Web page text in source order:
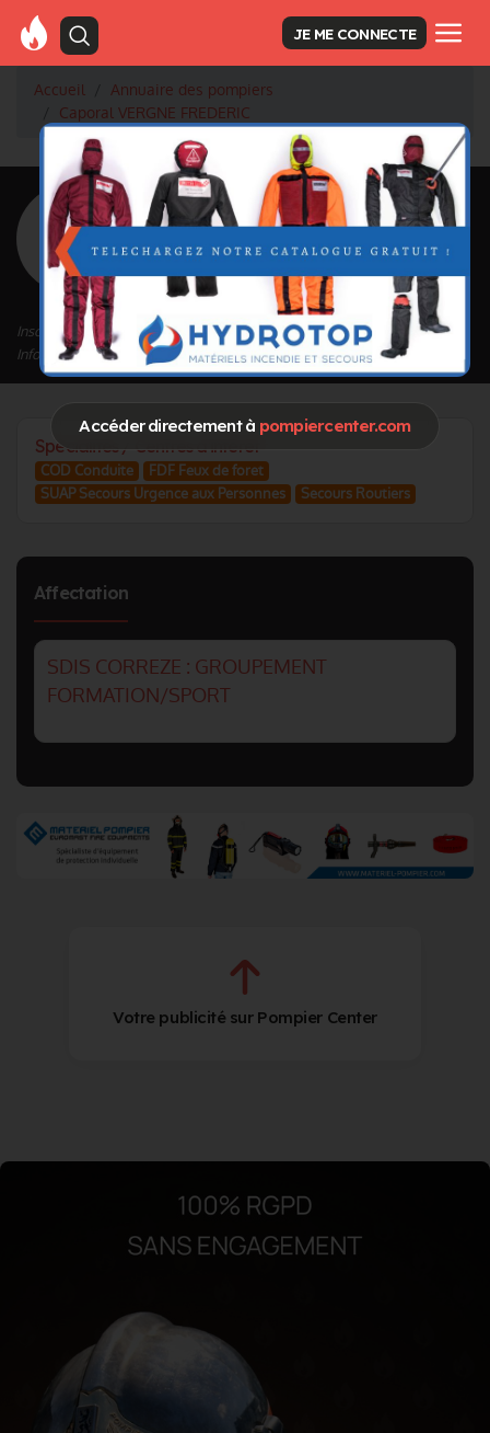
Accéder directement à pompiercenter.com
JE ME CONNECTE
Accueil
Annuaire des pompiers
Caporal VERGNE FREDERIC
<Retour à la liste des pompiers
VERGNE
FREDERIC
Inscrit depuis le 06/04/2024 à 11:37
Informations mises à jour le 06/04/2024 à 11:40
Spécialités / Centres d'intérêt
COD Conduite
FDF Feux de foret
SUAP Secours Urgence aux Personnes
Secours Routiers
Affectation
SDIS CORREZE : GROUPEMENT
FORMATION/SPORT
Votre publicité sur Pompier Center